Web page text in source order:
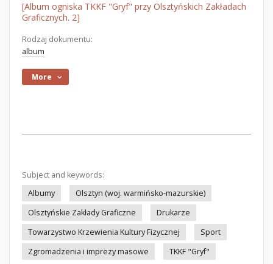
[Album ogniska TKKF "Gryf" przy Olsztyńskich Zakładach
Graficznych. 2]
Rodzaj dokumentu:
album
More
Subject and keywords:
Albumy
Olsztyn (woj. warmińsko-mazurskie)
Olsztyńskie Zakłady Graficzne
Drukarze
Towarzystwo Krzewienia Kultury Fizycznej
Sport
Zgromadzenia i imprezy masowe
TKKF "Gryf"